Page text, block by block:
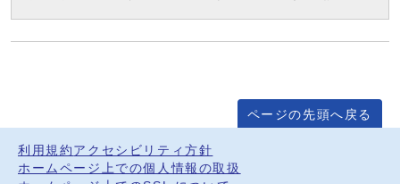
ページの先頭へ戻る
利用規約 アクセシビリティ方針
ホームページ上での個人情報の取扱